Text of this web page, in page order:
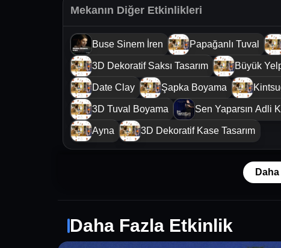
Mekanın Diğer Etkinlikleri
Buse Sinem İren Papağanlı Tuval
3D Dekoratif Saksı Tasarım Büyük
Date Clay Şapka Boyama
3D Tuval Boyama Sen Yaparsın Adli
Ayna 3D Dekoratif Kase Tasarım
Daha Fazla Etkinlik